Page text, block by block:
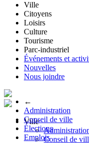
Ville
Citoyens
Loisirs
Culture
Tourisme
Parc-industriel
Événements et
Nouvelles
Nous joindre
←
Administration
Conseil de ville
Élections
Emplois
Ville
Conseil de